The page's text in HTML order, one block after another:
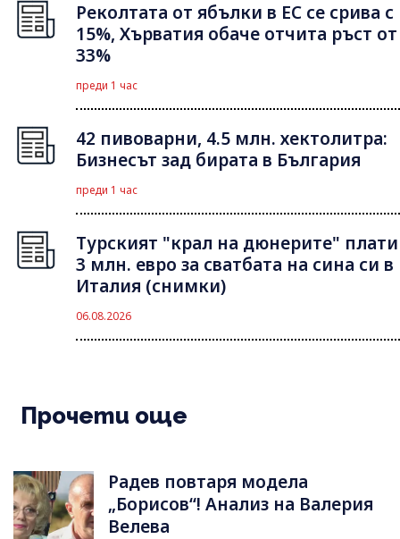
Реколтата от ябълки в ЕС се срива с
15%, Хърватия обаче отчита ръст от
33%
преди 1 час
42 пивоварни, 4.5 млн. хектолитра:
Бизнесът зад бирата в България
преди 1 час
Турският "крал на дюнерите" плати
3 млн. евро за сватбата на сина си в
Италия (снимки)
06.08.2026
Прочети още
Радев повтаря модела
„Борисов“! Анализ на Валерия
Велева